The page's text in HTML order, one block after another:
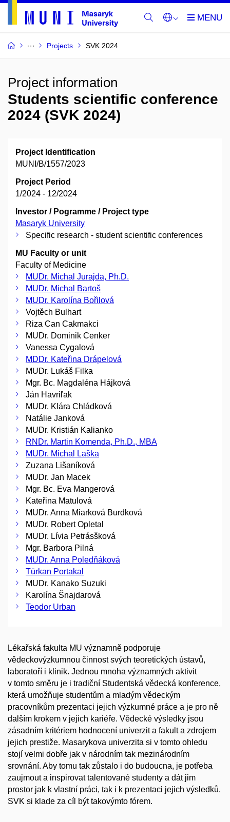
Projects SVK 2024
Project information
Students scientific conference
2024 (SVK 2024)
Project Identification
MUNI/B/1557/2023
Project Period
1/2024 - 12/2024
Investor / Pogramme / Project type
Masaryk University
Specific research - student scientific conferences
MU Faculty or unit
Faculty of Medicine
MUDr. Michal Jurajda, Ph.D.
MUDr. Michal Bartoš
MUDr. Karolína Bořilová
Vojtěch Bulhart
Riza Can Cakmakci
MUDr. Dominik Cenker
Vanessa Cygalová
MDDr. Kateřina Drápelová
MUDr. Lukáš Filka
Mgr. Bc. Magdaléna Hájková
Ján Havriľak
MUDr. Klára Chládková
Natálie Janková
MUDr. Kristián Kalianko
RNDr. Martin Komenda, Ph.D., MBA
MUDr. Michal Laška
Zuzana Lišaníková
MUDr. Jan Macek
Mgr. Bc. Eva Mangerová
Kateřina Matulová
MUDr. Anna Miarková Burdková
MUDr. Robert Opletal
MUDr. Lívia Petrásšková
Mgr. Barbora Pilná
MUDr. Anna Poledňáková
Türkan Portakal
MUDr. Kanako Suzuki
Karolína Šnajdarová
Teodor Urban
Lékařská fakulta MU významně podporuje
vědeckovýzkumnou činnost svých teoretických ústavů,
laboratoří i klinik. Jednou mnoha významných aktivit
v tomto směru je i tradiční Studentská vědecká konference,
která umožňuje studentům a mladým vědeckým
pracovníkům prezentaci jejich výzkumné práce a je pro ně
dalším krokem v jejich kariéře. Vědecké výsledky jsou
zásadním kritériem hodnocení univerzit a fakult a zdrojem
jejich prestiže. Masarykova univerzita si v tomto ohledu
stojí velmi dobře jak v národním tak mezinárodním
srovnání. Aby tomu tak zůstalo i do budoucna, je potřeba
zaujmout a inspirovat talentované studenty a dát jim
prostor jak k vlastní práci, tak i k prezentaci jejich výsledků.
SVK si klade za cíl být takovýmto fórem.